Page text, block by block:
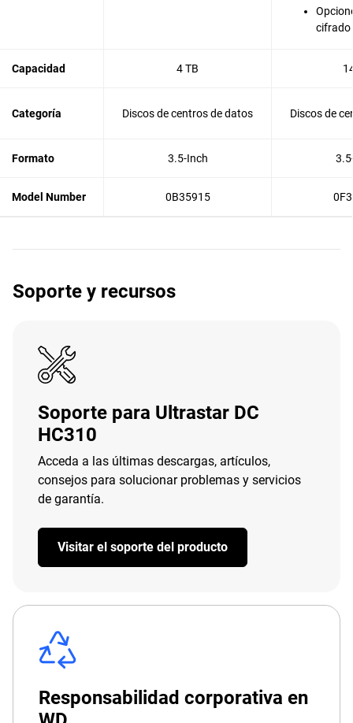
Capacidad 4 TB
Categoría Discos de centros de datos Discos de
Formato 3.5-Inch
Model Number 0B35915
Soporte y recursos
Soporte para Ultrastar DC
HC310
Acceda a las últimas descargas, artículos,
consejos para solucionar problemas y servicios
de garantía.
Visitar el soporte del producto
Responsabilidad corporativa en